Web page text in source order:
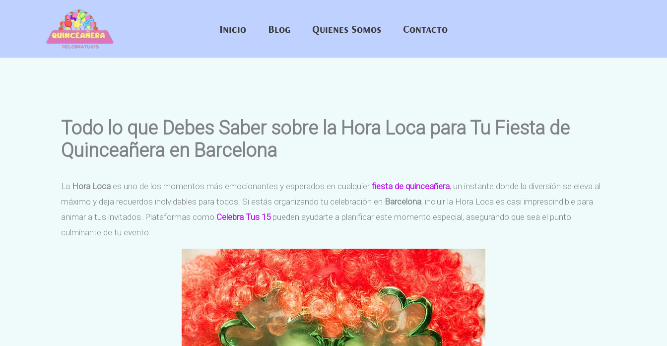
Inicio Blog Quienes Somos Contacto
Todo lo que Debes Saber sobre la Hora Loca para Tu Fiesta de
Quinceañera en Barcelona
La Hora Loca es uno de los momentos más emocionantes y esperados en cualquier fiesta de quinceañera, un instante donde la diversión se eleva al
máximo y deja recuerdos inolvidables para todos. Si estás organizando tu celebración en Barcelona, incluir la Hora Loca es casi imprescindible para
animar a tus invitados. Plataformas como Celebra Tus 15pueden ayudarte a planificar este momento especial, asegurando que sea el punto
culminante de tu evento.